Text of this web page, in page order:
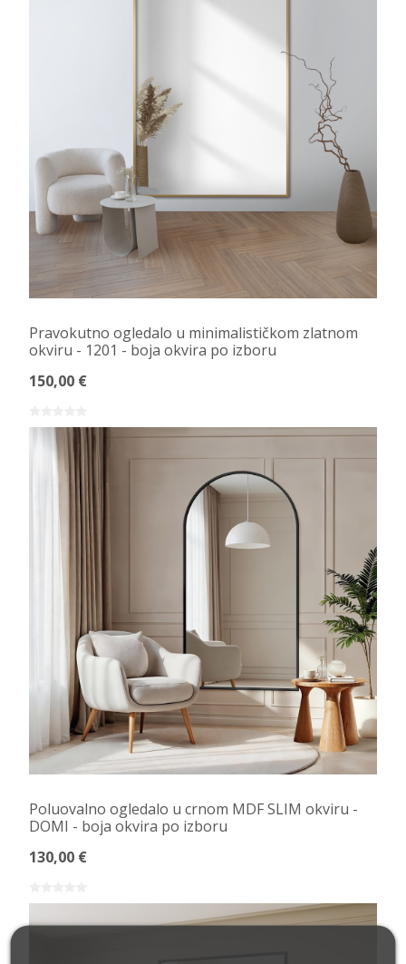
Pravokutno ogledalo u minimalističkom zlatnom
okviru - 1201 - boja okvira po izboru
150,00 €
Poluovalno ogledalo u crnom MDF SLIM okviru -
DOMI - boja okvira po izboru
130,00 €